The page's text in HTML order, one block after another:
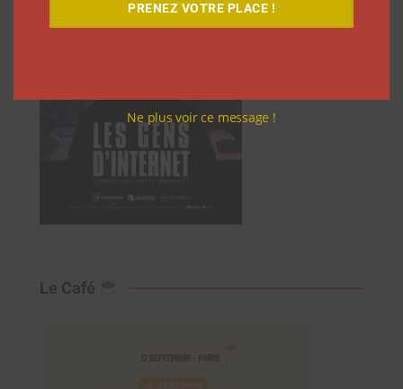
Le Café
PRENEZ VOTRE PLACE !
Ne plus voir ce message !